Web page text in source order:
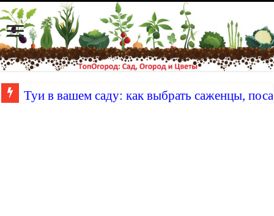
Туи в вашем саду: как выбрать саженцы,